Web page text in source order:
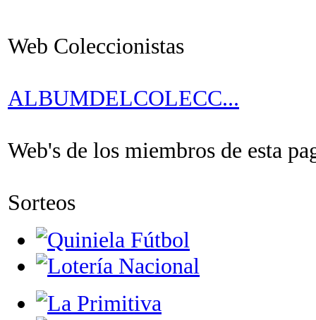
Web Coleccionistas
ALBUMDELCOLECC...
Web's de los miembros de esta
Sorteos